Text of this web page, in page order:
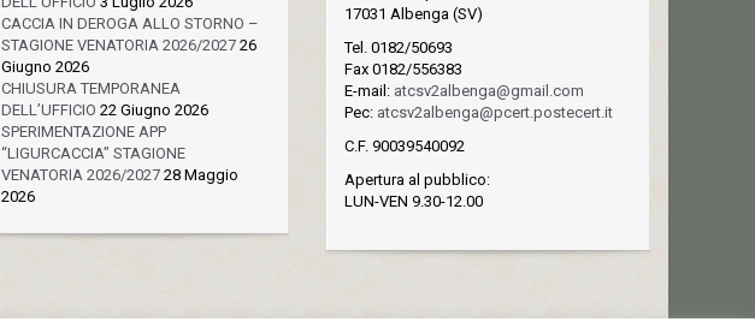
CACCIA IN DEROGA ALLO STORNO –
STAGIONE VENATORIA 2026/2027 26
Giugno 2026
CHIUSURA TEMPORANEA
DELL’UFFICIO 22 Giugno 2026
SPERIMENTAZIONE APP
“LIGURCACCIA” STAGIONE
VENATORIA 2026/2027 28 Maggio
2026
17031 Albenga (SV)
Tel. 0182/50693
Fax 0182/556383
E-mail: atcsv2albenga@gmail.com
Pec: atcsv2albenga@pcert.postecert.it
C.F. 90039540092
Apertura al pubblico:
LUN-VEN 9.30-12.00